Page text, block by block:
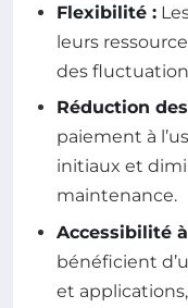
Flexibilité :
leurs
des
Réduction
paiement à
initiaux et
maintenance.
Accessibilité
bénéficient
et